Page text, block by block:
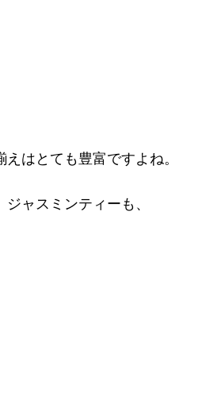
はとても豊富ですよね。
ャスミンティーも、